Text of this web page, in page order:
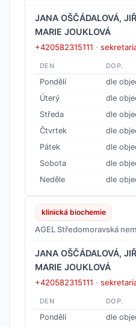
JANA OŠČÁDALOVÁ,
MARIE JOUKLOVÁ
+420582315111 ·
DEN DOP.
Pondělí
dle
Úterý
dle
Středa
dle
Čtvrtek
dle
Pátek
dle
Sobota
dle
Neděle
dle
klinická biochemie
AGEL Středomoravská
JANA OŠČÁDALOVÁ,
MARIE JOUKLOVÁ
+420582315111 ·
DEN DOP.
Pondělí
dle